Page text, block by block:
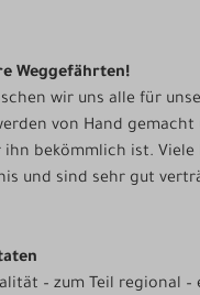
Weggefährten!
wir uns alle für
von Hand
bekömmlich ist.
und sind sehr gut
– zum Teil regional